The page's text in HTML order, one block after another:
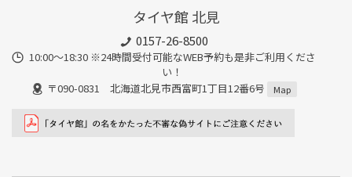
タイヤ館 北見
0157-26-8500
10:00～18:30 ※24時間受付可能なWEB予約も是非ご利用くださ
い！
〒090-0831 北海道北見市西富町1丁目12番6号
Map